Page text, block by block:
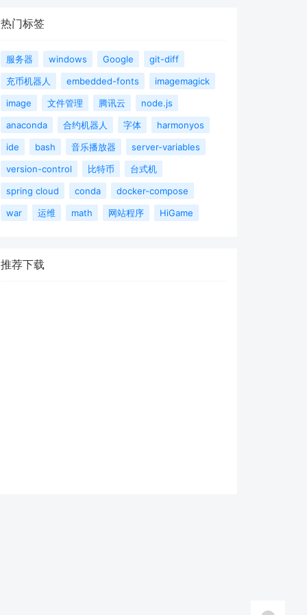
热门标签
服务器 windows Google
git-diff
充币机器人
embedded-fonts
imagemagick
image
文件管理 腾讯云
node.js
anaconda
合约机器人 字体
harmonyos
ide
bash 音乐播放器
server-variables
version-control
比特币
台式机
spring cloud
conda
docker-compose
war
运维 math 网站程序 HiGame
推荐下载